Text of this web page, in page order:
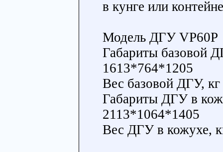
в кунге или
Модель ДГУ VP60P
Габариты
1613*764*1205
Вес базовой ДГУ,
Габариты ДГУ в
2113*1064*1405
Вес ДГУ в кожухе,